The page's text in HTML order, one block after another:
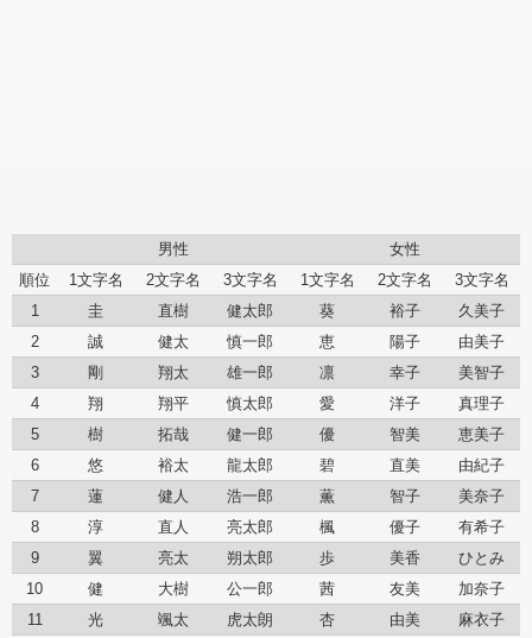
男性
女性
順位
1文字名 2文字名 3文字名 1文字名 2文字名
3文字名
1
圭 直樹 健太郎 葵 裕子
久美子
2
誠 健太 慎一郎 恵 陽子
由美子
3
剛 翔太 雄一郎 凛 幸子
美智子
4
翔 翔平 慎太郎 愛 洋子
真理子
5
樹 拓哉 健一郎 優 智美
恵美子
6
悠 裕太 龍太郎 碧 直美
由紀子
7
蓮 健人 浩一郎 薫 智子
美奈子
8
淳 直人 亮太郎 楓 優子
有希子
9
翼 亮太 朔太郎 歩 美香
ひとみ
10
健 大樹 公一郎 茜 友美
加奈子
11
光 颯太 虎太朗 杏 由美
麻衣子